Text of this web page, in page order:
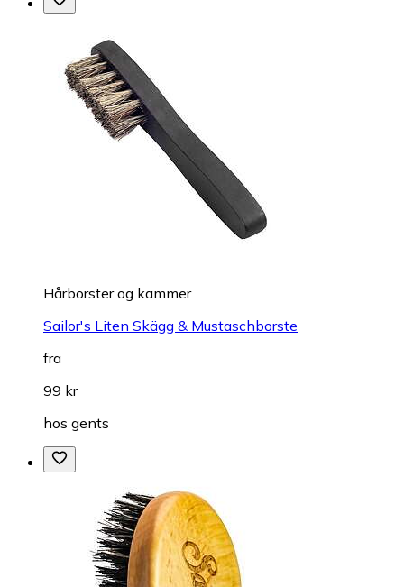
Hårborster og kammer
Sailor's Liten Skägg & Mustaschborste
fra
99 kr
hos gents